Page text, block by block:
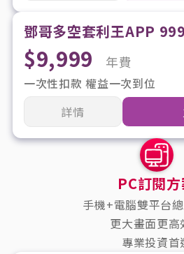
鄧哥多空套利王APP
$9,999 年費
一次性扣款 權益一次到位
詳情
PC訂閱
手機+電腦雙平台
更大畫面更高
專業投資首